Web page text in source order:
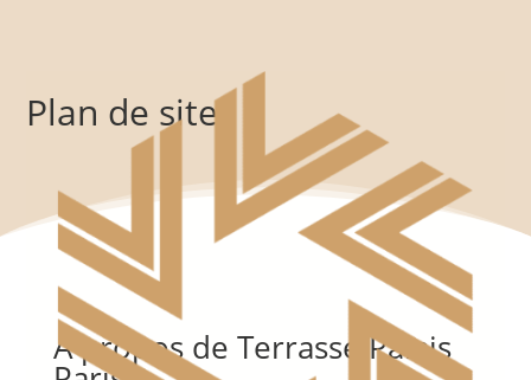
Plan de site
À propos de Terrasse Palais